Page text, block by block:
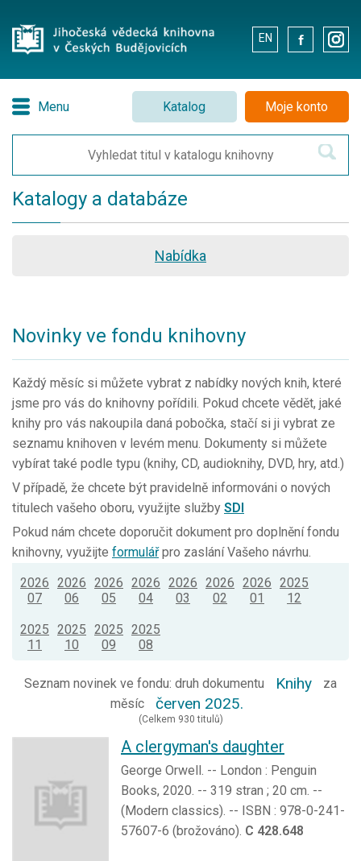
EN . .
Menu Katalog Moje konto
Katalogy a databáze
Nabídka
Novinky ve fondu knihovny
Každý měsíc si můžete vybrat z nabídky nových knih, které
jsme pro vás do knihovny pořídili. Pokud chcete vědět, jaké
knihy pro vás nakoupila daná pobočka, stačí si ji vybrat ze
seznamu knihoven v levém menu. Dokumenty si můžete
vybírat také podle typu (knihy, CD, audioknihy, DVD, hry, atd.)
V případě, že chcete být pravidelně informováni o nových
titulech vašeho oboru, využijte služby SDI
Pokud nám chcete doporučit dokument pro doplnění fondu
knihovny, využijte formulářpro zaslání Vašeho návrhu.
2026
07
2026
06
2026
05
2026
04
2026
03
2026
02
2026
01
2025
12
2025
11
2025
10
2025
09
2025
08
Seznam novinek ve fondu: druh dokumentu Knihy
za
měsíc
červen 2025.
(Celkem 930 titulů)
A clergyman's daughter
George Orwell. -- London : Penguin
Books, 2020. -- 319 stran ; 20 cm. --
(Modern classics). -- ISBN : 978-0-241-
57607-6 (brožováno). C 428.648